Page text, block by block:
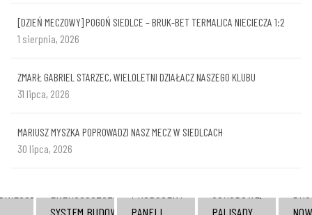
[DZIEŃ MECZOWY] POGOŃ SIEDLCE – BRUK-BET TERMALICA NIECIECZA 1:2
1 sierpnia, 2026
ZMARŁ GABRIEL STARZEC, WIELOLETNI DZIAŁACZ NASZEGO KLUBU
31 lipca, 2026
MARIUSZ MYSZKA POPROWADZI NASZ MECZ W SIEDLCACH
30 lipca, 2026